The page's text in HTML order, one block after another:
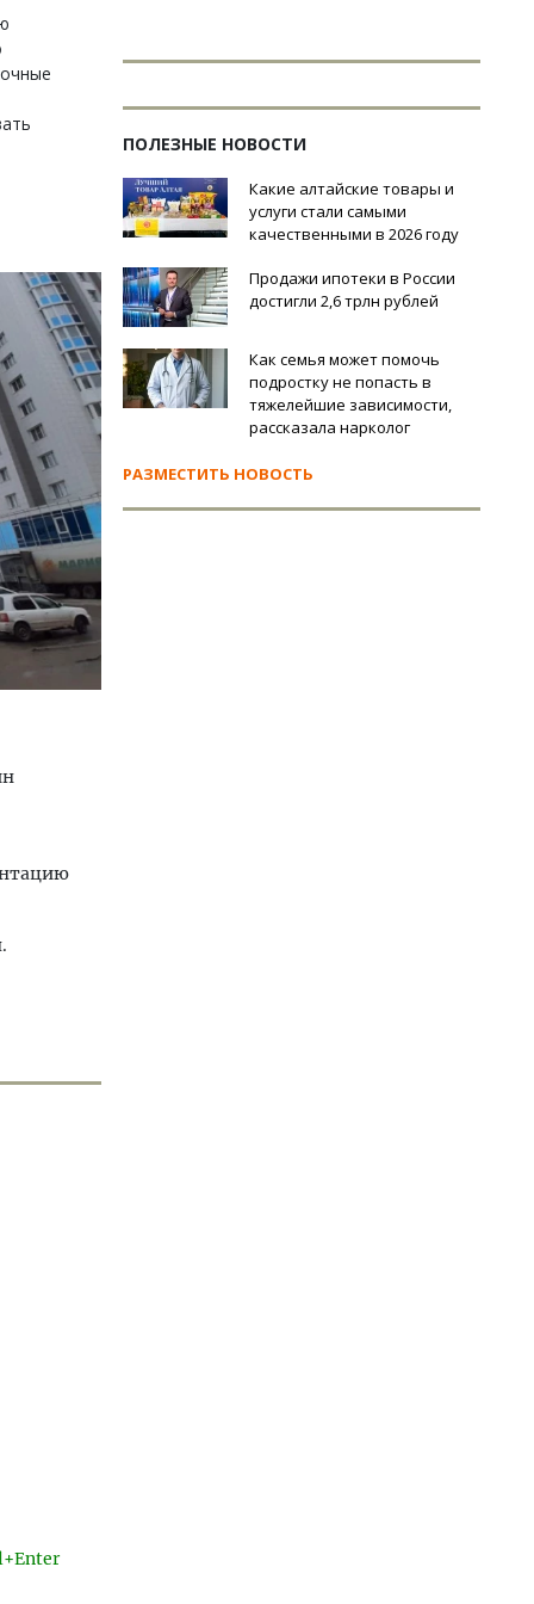
ПОЛЕЗНЫЕ НОВОСТИ
Какие алтайские товары и
услуги стали самыми
качественными в 2026 году
Продажи ипотеки в России
достигли 2,6 трлн рублей
Как семья может помочь
подростку не попасть в
тяжелейшие зависимости,
рассказала нарколог
РАЗМЕСТИТЬ НОВОСТЬ